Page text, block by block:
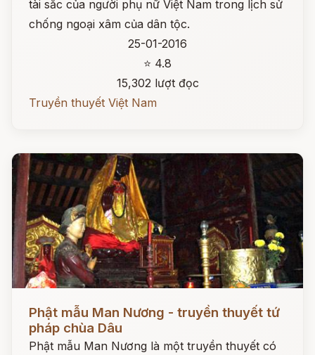
tài sắc của người phụ nữ Việt Nam trong lịch sử
chống ngoại xâm của dân tộc.
25-01-2016
⭐ 4.8
15,302 lượt đọc
Truyền thuyết Việt Nam
Phật mẫu Man Nương - truyền thuyết tứ
pháp chùa Dâu
Phật mẫu Man Nương là một truyền thuyết có